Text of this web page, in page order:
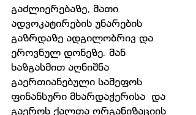
გაძლიერებაზე, მათი
ადვოკატირების უნარების
გაზრდაზე ადგილობრივ და
ეროვნულ დონეზე. მან
ხაზგასმით აღნიშნა
გაერთიანებული სამეფოს
ფინანსური მხარდაჭერისა  და
გაეროს ქალთა ორგანიზაციის